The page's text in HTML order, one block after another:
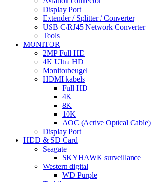
Display Port
Extender / Splitter / Converter
USB C/RJ45 Network Converter
Tools
MONITOR
2MP Full HD
4K Ultra HD
Monitorbeugel
HDMI kabels
Full HD
4K
8K
10K
AOC (Active Optical Cable)
Display Port
HDD & SD Card
Seagate
SKYHAWK surveillance
Western digital
WD Purple